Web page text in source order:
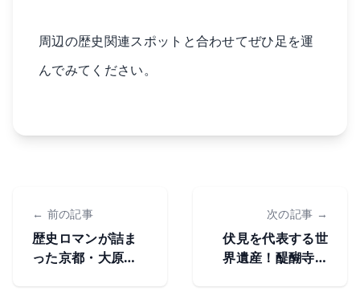
周辺の歴史関連スポットと合わせてぜひ足を運
んでみてください。
← 前の記事
歴史ロマンが詰ま
った京都・大原の
次の記事 →
伏見を代表する世
界遺産！醍醐寺の